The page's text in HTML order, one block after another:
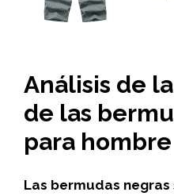
Análisis de
de las
para hombre
Las bermudas negras